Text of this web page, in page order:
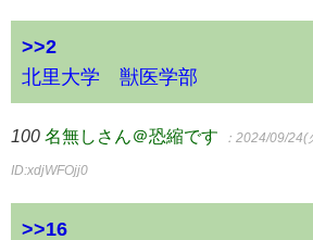
>>2
北里大学 獣医学部
100 名無しさん＠恐縮です ：2024/09/
ID:xdjWFOjj0
>>16